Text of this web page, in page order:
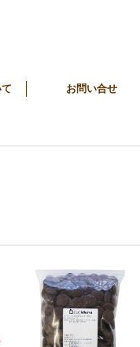
お問い合せ